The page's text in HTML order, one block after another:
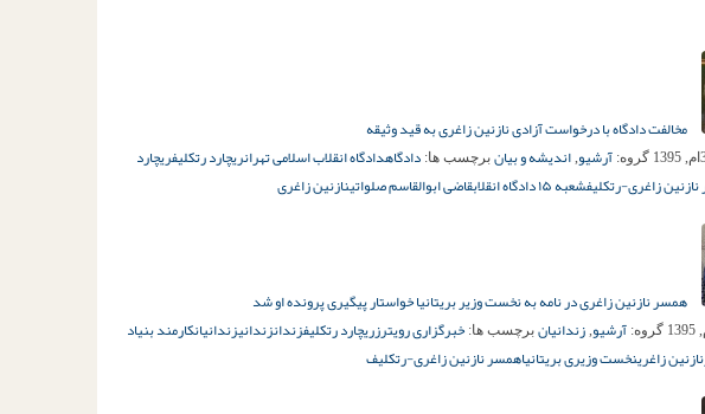
مخالفت دادگاه با درخواست آزادی نازنین زاغری‌ به قید وثیقه
گروه: آرشیو, اندیشه و بیان برچسب ها: دادگاهدادگاه انقلاب اسلامی تهرانریچارد رتکلیفریچارد
زاغری‌-رتکلیفشعبه ۱۵ دادگاه انقلاب قاضی ابوالقاسم صلواتینازنین زاغری‌
همسر نازنین زاغری در نامه به نخست وزیر بریتانیا خواستار پیگیری پرونده او شد
گروه: آرشیو, زندانیان برچسب ها: خبرگزاری رویترزریچارد رتکلیفزندانزندانیزندانیانکارمند بنیاد
نازنین زاغرینخست وزیری بریتانیاهمسر نازنین زاغری-رتکلیف